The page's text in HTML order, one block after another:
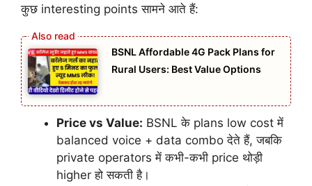
कुछ interesting points सामने आते हैं:
BSNL Affordable 4G Pack Plans for
Rural Users: Best Value Options
Price vs Value: BSNL के plans low cost में
balanced voice + data combo देते हैं, जबकि
private operators में कभी-कभी price थोड़ी
higher हो सकती है।